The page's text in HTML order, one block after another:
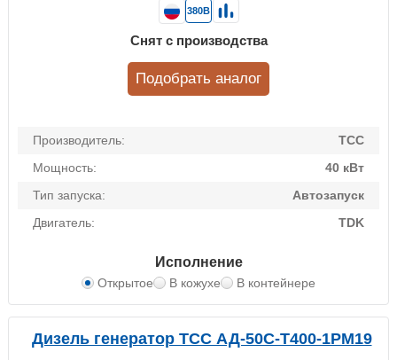
Производитель:
ТСС
Мощность:
40 кВт
Тип запуска:
Автозапуск
Двигатель:
TDK
Исполнение
Открытое В кожухе В контейнере
380В
Снят с производства
Подобрать аналог
Дизель генератор ТСС АД-50С-Т400-1РМ19